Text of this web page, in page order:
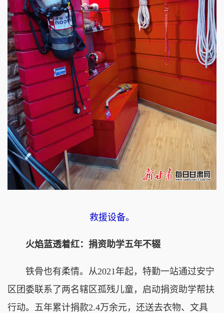
救援设备。
火焰蓝透着红：捐资助学五年不辍
铁骨也有柔情。从2021年起，特勤一站通过安宁
区团委联系了两名辖区孤残儿童，启动捐资助学帮扶
行动。五年累计捐款2.4万余元，还送去衣物、文具